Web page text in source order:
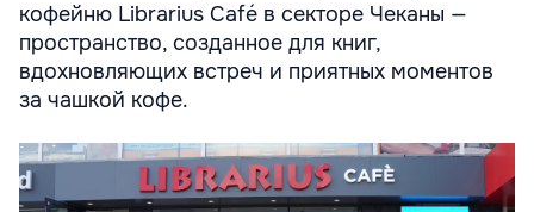
кофейню Librarius Café в секторе Чеканы —
пространство, созданное для книг,
вдохновляющих встреч и приятных моментов
за чашкой кофе.